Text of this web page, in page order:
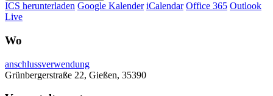
ICS herunterladen Google Kalender iCalendar Office 365 Outlook
Live
Wo
anschlussverwendung
Grünbergerstraße 22, Gießen, 35390